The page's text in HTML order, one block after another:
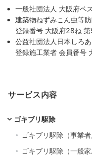
一般社団法人 大阪府ペ
建築物ねずみこん虫等
登録番号 大阪府28ね
公益社団法人日本しろ
登録施工業者 会員番号
サービス内容
ゴキブリ駆除
ゴキブリ駆除（事業者
ゴキブリ駆除（一般家